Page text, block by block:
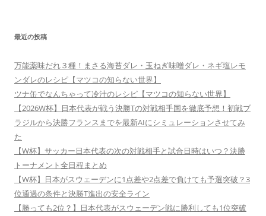
最近の投稿
万能薬味だれ３種！まさる海苔ダレ・玉ねぎ味噌ダレ・ネギ塩レモ
ンダレのレシピ【マツコの知らない世界】
ツナ缶でなんちゃって冷汁のレシピ【マツコの知らない世界】
【2026W杯】日本代表が戦う決勝Tの対戦相手国を徹底予想！初戦ブ
ラジルから決勝フランスまでを最新AIにシミュレーションさせてみ
た
【W杯】サッカー日本代表の次の対戦相手と試合日時はいつ？決勝
トーナメント全日程まとめ
【W杯】日本がスウェーデンに1点差や2点差で負けても予選突破？3
位通過の条件と決勝T進出の安全ライン
【勝っても2位？】日本代表がスウェーデン戦に勝利しても1位突破